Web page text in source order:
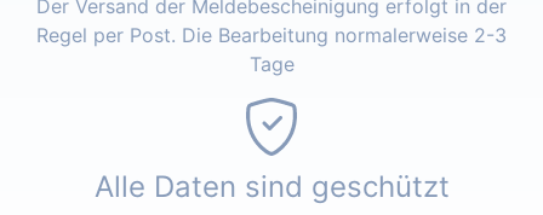
Der Versand der Meldebescheinigung erfolgt in der
Regel per Post. Die Bearbeitung normalerweise 2-3
Tage
Alle Daten sind geschützt